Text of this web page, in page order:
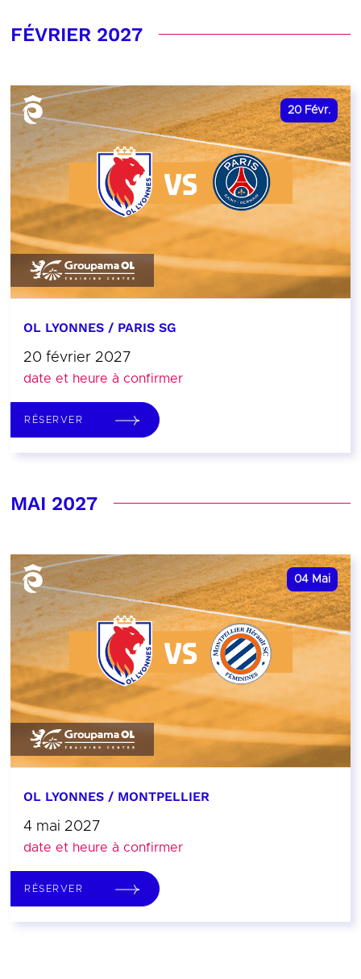
FÉVRIER 2027
20 Févr.
OL LYONNES / PARIS SG
20 février 2027
date et heure à confirmer
RÉSERVER
MAI 2027
04 Mai
OL LYONNES / MONTPELLIER
4 mai 2027
date et heure à confirmer
RÉSERVER